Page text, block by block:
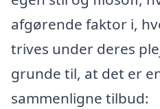
afgørende faktor i,
trives under deres
grunde til, at det er
sammenligne tilbud: